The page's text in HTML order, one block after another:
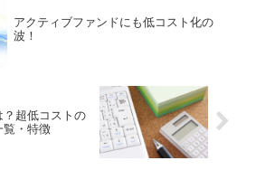
アクティブファンドにも低コスト化の
波！
超低コストの
覧・特徴